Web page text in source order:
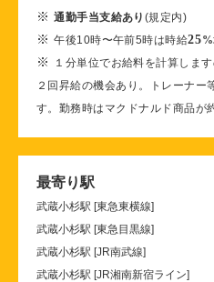
※通勤手当支給あり (規定内)
※午後10時〜午前5時は時給25%
※
１分単位でお給料を計算しま
２回昇給の機会あり。トレーナー
す。勤務時はマクドナルド商品が
最寄り駅
武蔵小杉駅 [東急東横線]
武蔵小杉駅 [東急目黒線]
武蔵小杉駅 [JR南武線]
武蔵小杉駅 [JR湘南新宿ライン]